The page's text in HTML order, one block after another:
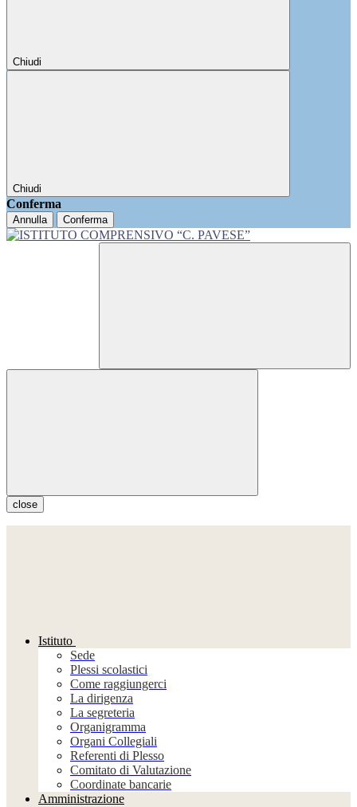
Chiudi
Chiudi
Conferma
Annulla Conferma
close
Istituto
Sede
Plessi scolastici
Come raggiungerci
La dirigenza
La segreteria
Organigramma
Organi Collegiali
Referenti di Plesso
Comitato di Valutazione
Coordinate bancarie
Amministrazione